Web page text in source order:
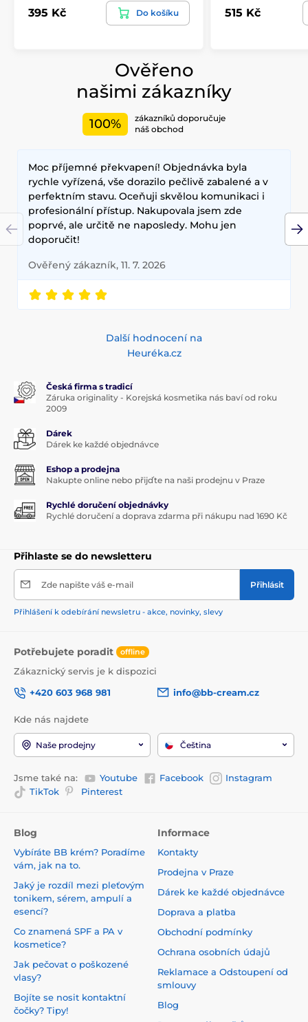
395 Kč Do košíku 515 Kč
Ověřeno
našimi zákazníky
100%
zákazníků doporučuje
náš obchod
Moc příjemné překvapení! Objednávka byla
rychle vyřízená, vše dorazilo pečlivě zabalené a v
perfektním stavu. Oceňuji skvělou komunikaci i
profesionální přístup. Nakupovala jsem zde
poprvé, ale určitě ne naposledy. Mohu jen
doporučit!
Ověřený zákazník, 11. 7. 2026
Další hodnocení na
Heuréka.cz
Česká firma s tradicí
Záruka originality - Korejská kosmetika nás baví od roku
2009
Dárek
Dárek ke každé objednávce
Eshop a prodejna
Nakupte online nebo přijďte na naši prodejnu v Praze
Rychlé doručení objednávky
Rychlé doručení a doprava zdarma při nákupu nad 1690 Kč
Přihlaste se do newsletteru
Zde napište váš e-mail Přihlásit
Přihlášení k odebírání newsletru - akce, novinky, slevy
Potřebujete poradit offline
Zákaznický servis je k dispozici
+420 603 968 981
info@bb-cream.cz
Kde nás najdete
Naše prodejny Čeština
Jsme také na: Youtube Facebook
Instagram
TikTok
Pinterest
Blog
Vybíráte BB krém? Poradíme
vám, jak na to.
Jaký je rozdíl mezi pleťovým
tonikem, sérem, ampulí a
esencí?
Co znamená SPF a PA v
kosmetice?
Jak pečovat o poškozené
vlasy?
Bojíte se nosit kontaktní
čočky? Tipy!
Informace
Kontakty
Prodejna v Praze
Dárek ke každé objednávce
Doprava a platba
Obchodní podmínky
Ochrana osobních údajů
Reklamace a Odstoupení od
smlouvy
Blog